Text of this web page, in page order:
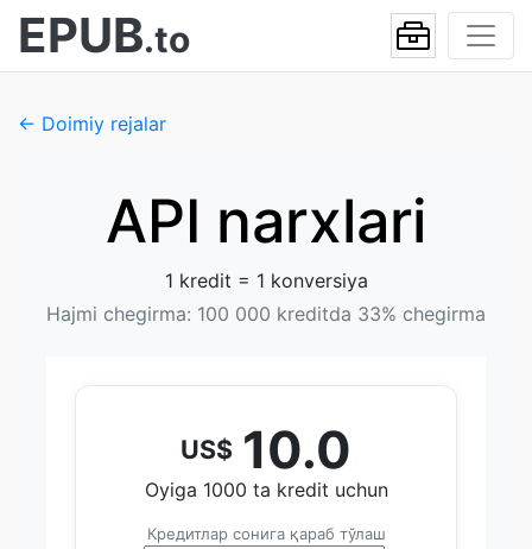
EPUB.to
← Doimiy rejalar
API narxlari
1 kredit = 1 konversiya
Hajmi chegirma: 100 000 kreditda 33% chegirma
US$ 10.0
Oyiga 1000 ta kredit uchun
Кредитлар сонига қараб тўлаш